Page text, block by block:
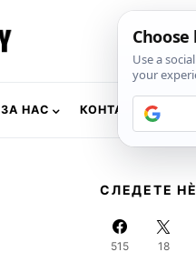
ЗА НАС КОНТАКТ
СЛЕДЕТЕ НЀ
515 18